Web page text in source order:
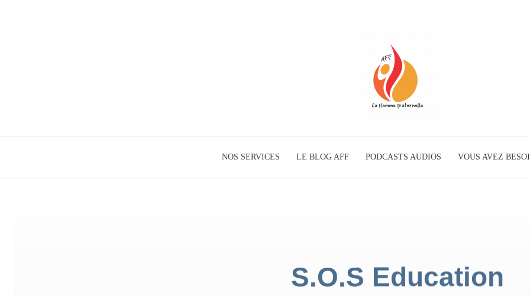
La
NOS SERVICES LE BLOG AFF PODCASTS AUDIOS VOUS AVEZ
S.O.S Education